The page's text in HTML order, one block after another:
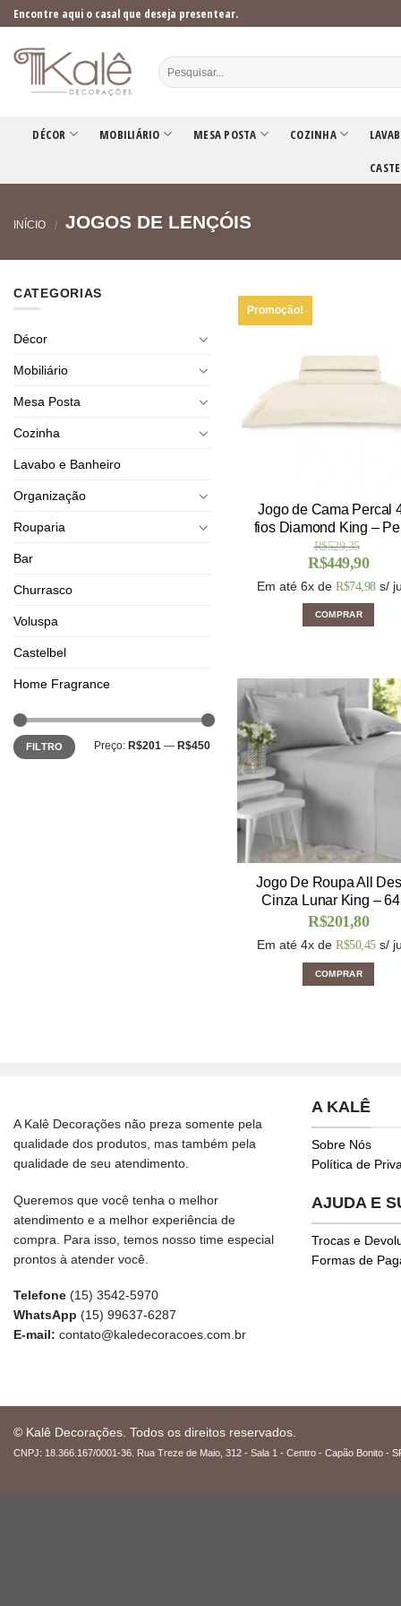
Skip
to
content
Encontre aqui o casal que deseja presentear.
DÉCOR MOBILIÁRIO MESA POSTA COZINHA
INÍCIO / JOGOS DE LENÇÓIS
CATEGORIAS
Décor
Mobiliário
Mesa Posta
Cozinha
Lavabo e Banheiro
Organização
Rouparia
Bar
Churrasco
Voluspa
Castelbel
Home Fragrance
FILTRO Preço: R$201 — R$450
Promoção!
Jogo de Cama Percal
fios Diamond King –
R$529,35
R$449,90
Em até 6x deR$74,98 s/
COMPRAR
Jogo De Roupa All
Cinza Lunar King –
R$201,80
Em até 4x de R$50,45 s/
COMPRAR
A Kalê Decorações não preza somente pela
qualidade dos produtos, mas também pela
qualidade de seu atendimento.
Queremos que você tenha o melhor
atendimento e a melhor experiência de
compra. Para isso, temos nosso time especial
prontos à atender você.
Telefone (15) 3542-5970
WhatsApp (15) 99637-6287
E-mail: contato@kaledecoracoes.com.br
A KALÊ
Sobre Nós
Política de
AJUDA E
Trocas e
Formas de
© Kalê Decorações. Todos os direitos reservados.
CNPJ: 18.366.167/0001-36. Rua Treze de Maio, 312 - Sala 1 - Centro - Capão Bonito -